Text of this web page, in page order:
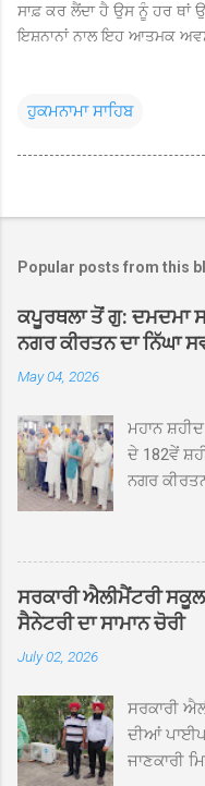
ਸਾਫ਼ ਕਰ ਲੈਂਦਾ ਹੈ ਉਸ ਨੂੰ ਹਰ ਥਾਂ
ਇਸ਼ਨਾਨਾਂ ਨਾਲ ਇਹ ਆਤਮਕ
ਹੁਕਮਨਾਮਾ ਸਾਹਿਬ
Popular posts from this
ਕਪੂਰਥਲਾ ਤੋਂ ਗੁ: ਦਮਦਮਾ
ਨਗਰ ਕੀਰਤਨ ਦਾ ਨਿੱਘਾ
May 04, 2026
ਮਹਾਨ
ਦੇ 182ਵੇਂ
ਨਗਰ
ਮਹੱਲਾ
ਭਗਵਾਨਪੁਰ,
ਅਬਾਦ,
ਵਿਖੇ ਪਹੁੰਚਣ
ਇਲਾਕੇ ਦੀਆਂ
ਸਵਾਗਤ
ਸਰਕਾਰੀ ਐਲੀਮੈਂਟਰੀ ਸਕੂਲ
ਸੈਨੇਟਰੀ ਦਾ ਸਾਮਾਨ ਚੋਰੀ
July 02, 2026
ਸਰਕਾਰੀ
ਦੀਆਂ
ਜਾਣਕਾਰੀ